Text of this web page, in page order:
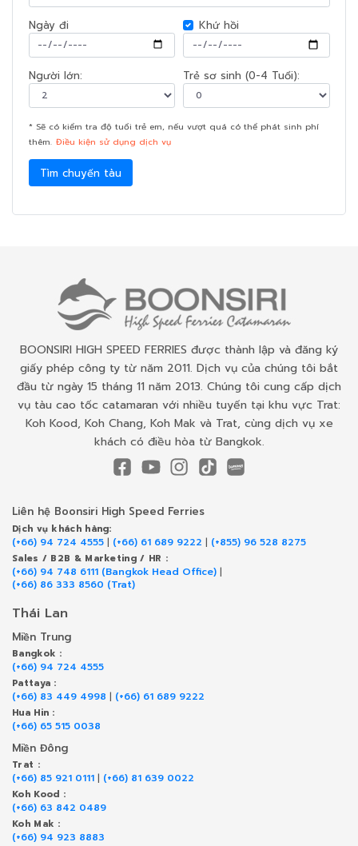
Ngày đi Khứ hồi
Người lớn: Trẻ sơ sinh (0-4 Tuổi):
* Sẽ có kiểm tra độ tuổi trẻ em, nếu vượt quá có thể phát sinh phí
thêm. Điều kiện sử dụng dịch vụ
Tìm chuyến tàu
BOONSIRI HIGH SPEED FERRIES được thành lập và đăng ký
giấy phép công ty từ năm 2011. Dịch vụ của chúng tôi bắt
đầu từ ngày 15 tháng 11 năm 2013. Chúng tôi cung cấp dịch
vụ tàu cao tốc catamaran với nhiều tuyến tại khu vực Trat:
Koh Kood, Koh Chang, Koh Mak và Trat, cùng dịch vụ xe
khách có điều hòa từ Bangkok.
Liên hệ Boonsiri High Speed Ferries
Dịch vụ khách hàng:
(+66) 94 724 4555 | (+66) 61 689 9222 | (+855) 96 528 8275
Sales / B2B & Marketing / HR :
(+66) 94 748 6111 (Bangkok Head Office) |
(+66) 86 333 8560 (Trat)
Thái Lan
Miền Trung
Bangkok :
(+66) 94 724 4555
Pattaya :
(+66) 83 449 4998 | (+66) 61 689 9222
Hua Hin :
(+66) 65 515 0038
Miền Đông
Trat :
(+66) 85 921 0111 | (+66) 81 639 0022
Koh Kood :
(+66) 63 842 0489
Koh Mak :
(+66) 94 923 8883